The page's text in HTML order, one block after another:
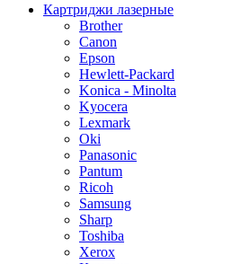
Картриджи лазерные
Brother
Canon
Epson
Hewlett-Packard
Konica - Minolta
Kyocera
Lexmark
Oki
Panasonic
Pantum
Ricoh
Samsung
Sharp
Toshiba
Xerox